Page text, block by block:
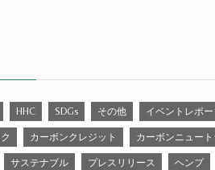
HHC SDGs その他 イベントレポ
カーボンクレジット カーボンニュー
サステナブル プレスリリース ヘンプ